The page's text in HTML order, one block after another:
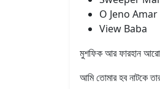
O Jeno
View Baba
মুশফিক আর ফারহান
আমি তোমার হব নাটকে